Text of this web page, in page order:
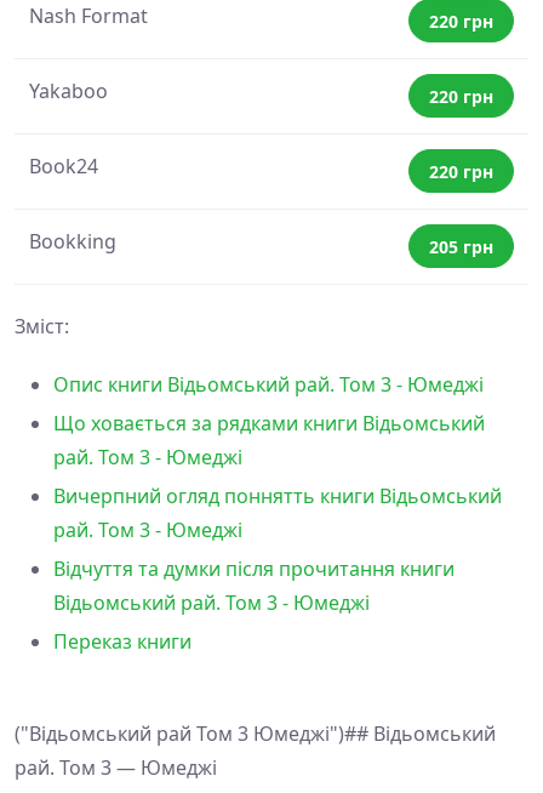
Nash Format 220 грн
Yakaboo 220 грн
Book24 220 грн
Bookking 205 грн
Зміст:
Опис книги Відьомський рай. Том 3 - Юмеджі
Що ховається за рядками книги Відьомський
рай. Том 3 - Юмеджі
Вичерпний огляд поннятть книги Відьомський
рай. Том 3 - Юмеджі
Відчуття та думки після прочитання книги
Відьомський рай. Том 3 - Юмеджі
Переказ книги
("Відьомський рай Том 3 Юмеджі")## Відьомський
рай. Том 3 — Юмеджі